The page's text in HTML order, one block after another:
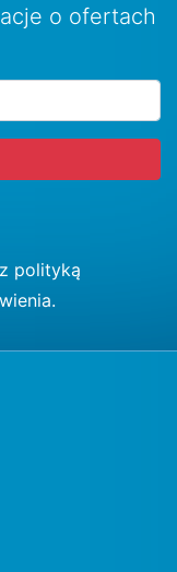
o ofertach
polityką